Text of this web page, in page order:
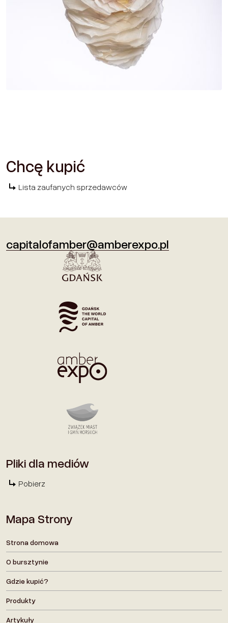
Chcę kupić
Lista zaufanych sprzedawców
capitalofamber@amberexpo.pl
Pliki dla mediów
Pobierz
Mapa Strony
Strona domowa
O bursztynie
Gdzie kupić?
Produkty
Artykuły